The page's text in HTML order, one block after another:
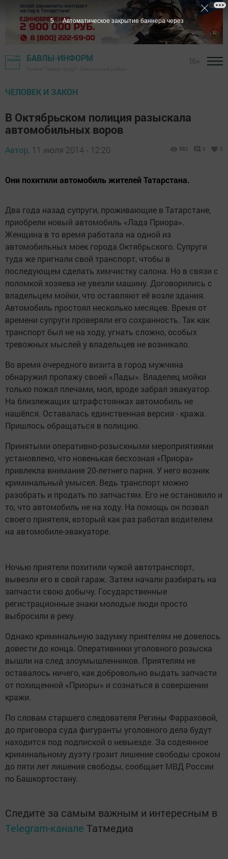
БАВЛЫ-ИНФОРМ
ЧЕЛОВЕК И ЗАКОН
В Октябрьском полиция разыскала
автомобильных воров
Автор, 11 июля 2014 - 12:20 582 0 0
Они похитили автомобиль жителей Татарстана.
Два года назад супруги, проживающие в Татарстане,
приобрели новый автомобиль «Лада Приора».
Женщина в то время работала на одной из
автомобильных моек города Октябрьского. Супруги
туда же пригнали свой транспорт, чтобы в
последующем сделать химчистку салона. Но в связи с
поломкой хозяева не увезли машину. Договорились с
владельцем мойки, что оставляют её возле здания.
Автомобиль простоял несколько месяцев. Время от
времени супруги проверяли его сохранность. Так как
транспорт был не на ходу, угнать сложно, особых
тревожных мыслей у владельцев не возникало.
Во время очередного визита в город мужчина
обнаружил пропажу своей «Лады». Владелец мойки
только пожал плечами, мол, вроде забрал эвакуатор.
На близлежащих штрафстоянках автомобиль не
нашёлся. Оставалась единственная версия - кража.
Пришлось обращаться в полицию.
Принятыми оперативно-розыскными мероприятиями
установлено, что новенькая бесхозная «Приора»
привлекла внимание 20-летнего парня. У него возник
криминальный умысел. Ведь транспорт можно
разобрать и продать по запчастям. Его не остановило и
то, что автомобиль не на ходу. На помощь он позвал
своего приятеля, который как раз работал водителем
на автомобиле-эвакуаторе.
Ночью приятели похитили чужой автотранспорт,
вывезли его в свой гараж. Затем начали разбирать на
запчасти свою добычу. Государственные
регистрационные знаки молодые люди просто
выбросили в реку.
Однако криминальную задумку приятелям не довелось
довести до конца. Оперативники уголовного розыска
вышли на след злоумышленников. Приятелям не
оставалось ничего, как добровольно выдать запчасти
от похищенной «Приоры» и сознаться в совершении
кражи.
По словам старшего следователя Регины Фарраховой,
до приговора суда фигуранты уголовного дела будут
находится под подпиской о невыезде. За содеянное
криминальному дуэту грозит лишение свободы сроком
до пяти лет лишения свободы, сообщает МВД России
по Башкортостану.
Следите за самым важным и интересным в
Telegram-канале Татмедиа
5 Автоматическое закрытие баннера через